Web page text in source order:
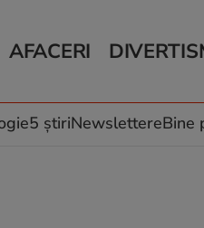
AFACERI
Auto
Locuri de muncă
Horoscop
Muzică și
5 știriNewslettereBine